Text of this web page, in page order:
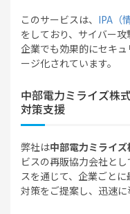
このサービスは、 IPA（
をしており、サイバー
企業でも効果的にセキ
ージ化されています。
中部電力ミライズ株
対策支援
弊社は中部電力ミライ
ビスの再販協力会社と
スを通じて、企業ごと
対策をご提案し、迅速に